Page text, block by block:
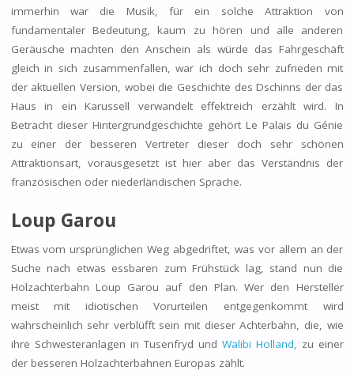
immerhin war die Musik, für ein solche Attraktion von
fundamentaler Bedeutung, kaum zu hören und alle anderen
Geräusche machten den Anschein als würde das Fahrgeschäft
gleich in sich zusammenfallen, war ich doch sehr zufrieden mit
der aktuellen Version, wobei die Geschichte des Dschinns der das
Haus in ein Karussell verwandelt effektreich erzählt wird. In
Betracht dieser Hintergrundgeschichte gehört Le Palais du Génie
zu einer der besseren Vertreter dieser doch sehr schönen
Attraktionsart, vorausgesetzt ist hier aber das Verständnis der
französischen oder niederländischen Sprache.
Loup Garou
Etwas vom ursprünglichen Weg abgedriftet, was vor allem an der
Suche nach etwas essbaren zum Frühstück lag, stand nun die
Holzachterbahn Loup Garou auf den Plan. Wer den Hersteller
meist mit idiotischen Vorurteilen entgegenkommt wird
wahrscheinlich sehr verblüfft sein mit dieser Achterbahn, die, wie
ihre Schwesteranlagen in Tusenfryd und Walibi Holland, zu einer
der besseren Holzachterbahnen Europas zählt.